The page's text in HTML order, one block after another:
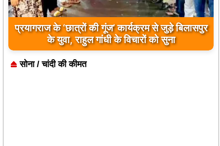
प्रयागराज के ‘छात्रों की गूंज’ कार्यक्रम से जुड़े बिलासपुर
के युवा, राहुल गांधी के विचारों को सुना
सोना / चांदी की कीमत